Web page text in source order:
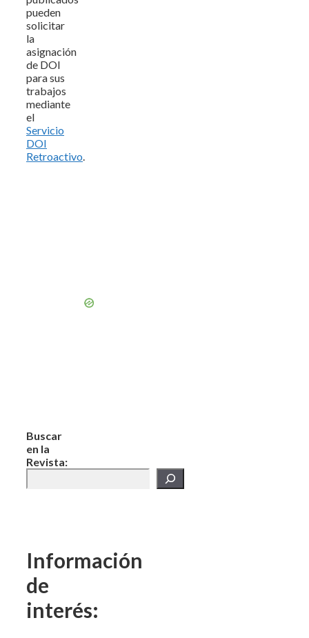
pueden
solicitar
la
asignación
de DOI
para sus
trabajos
mediante
el
Servicio
DOI
Retroactivo
Buscar
en la
Revista:
Información
de
interés: